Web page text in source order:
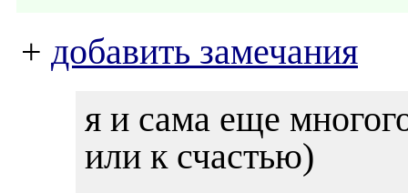
+ добавить замечания
я и сама еще
или к счастью)